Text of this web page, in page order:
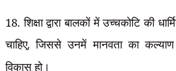
18. शिक्षा द्वारा बालकों में उच्चकोटि की
चाहिए,जिससे उनमें मानवता का
विकास हो।